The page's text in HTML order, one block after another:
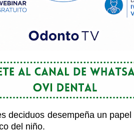
deciduos desempeña un
del niño.